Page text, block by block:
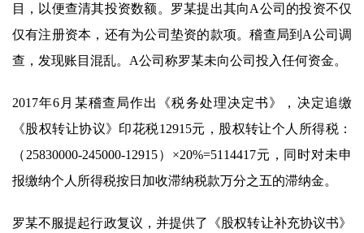
目，以便查清其投资数额。罗某提出其向A公司的投资不仅
仅有注册资本，还有为公司垫资的款项。稽查局到A公司调
查，发现账目混乱。A公司称罗某未向公司投入任何资金。
2017年6月某稽查局作出《税务处理决定书》，决定追缴
《股权转让协议》印花税12915元，股权转让个人所得税：
（25830000-245000-12915）×20%=5114417元，同时对未申
报缴纳个人所得税按日加收滞纳税款万分之五的滞纳金。
罗某不服提起行政复议，并提供了《股权转让补充协议书》